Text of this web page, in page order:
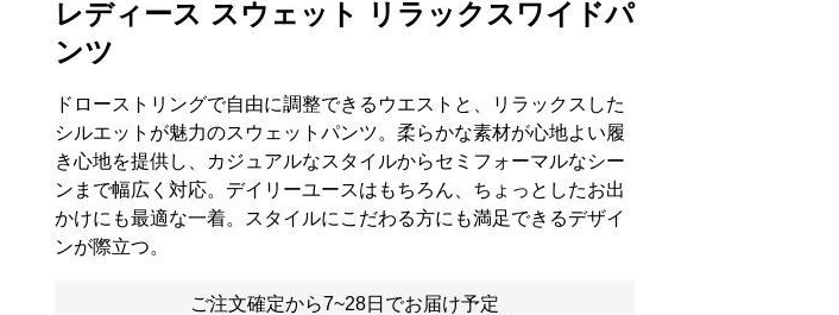
レディース スウェット リラックスワイドパ
ンツ
ドローストリングで自由に調整できるウエストと、リラックスした
シルエットが魅力のスウェットパンツ。柔らかな素材が心地よい履
き心地を提供し、カジュアルなスタイルからセミフォーマルなシー
ンまで幅広く対応。デイリーユースはもちろん、ちょっとしたお出
かけにも最適な一着。スタイルにこだわる方にも満足できるデザイ
ンが際立つ。
ご注文確定から7~28日でお届け予定